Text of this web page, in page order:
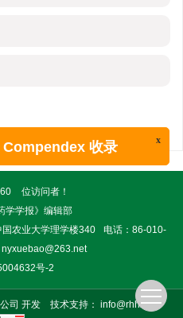
位访问者！
学学报》编辑部
农业大学理学楼340
电话：86-010-
nyxuebao@263.net
号-2
司 开发 技术支持： info@rhhz.net
x
收录